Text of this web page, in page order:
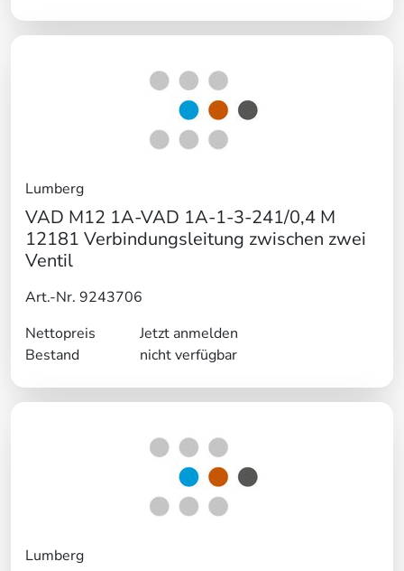
Lumberg
VAD M12 1A-VAD 1A-1-3-241/0,4 M
12181 Verbindungsleitung zwischen zwei
Ventil
Art.-Nr. 9243706
Nettopreis
Jetzt anmelden
Bestand
nicht verfügbar
Lumberg